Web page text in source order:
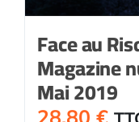
Face au
Magazine
Mai 2019